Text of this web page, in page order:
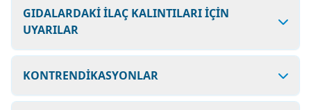
GIDALARDAKİ İLAÇ KALINTILARI İÇİN
UYARILAR
KONTRENDİKASYONLAR